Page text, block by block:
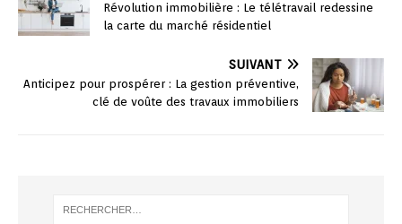
Révolution immobilière : Le télétravail redessine
la carte du marché résidentiel
SUIVANT
Anticipez pour prospérer : La gestion préventive,
clé de voûte des travaux immobiliers